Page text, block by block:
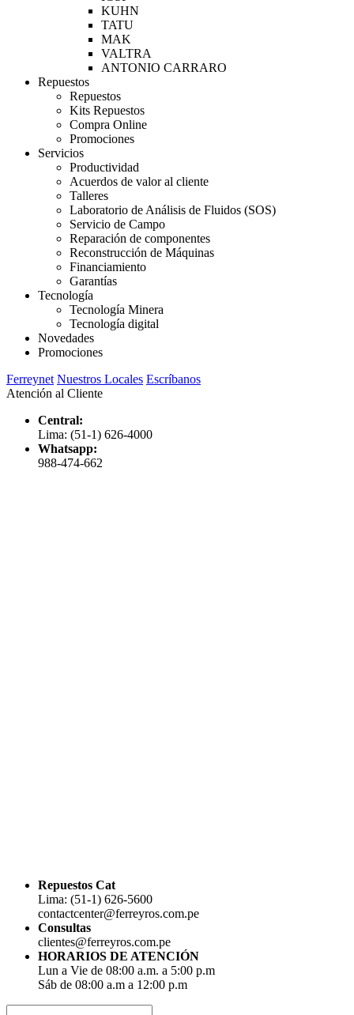
KUHN
TATU
MAK
VALTRA
ANTONIO CARRARO
Repuestos
Repuestos
Kits Repuestos
Compra Online
Promociones
Servicios
Productividad
Acuerdos de valor al cliente
Talleres
Laboratorio de Análisis de Fluidos (SOS)
Servicio de Campo
Reparación de componentes
Reconstrucción de Máquinas
Financiamiento
Garantías
Tecnología
Tecnología Minera
Tecnología digital
Novedades
Promociones
Ferreynet Nuestros Locales Escríbanos
Atención al Cliente
Central:
Lima: (51-1) 626-4000
Whatsapp:
988-474-662
Repuestos Cat
Lima: (51-1) 626-5600
contactcenter@ferreyros.com.pe
Consultas
clientes@ferreyros.com.pe
HORARIOS DE ATENCIÓN
Lun a Vie de 08:00 a.m. a 5:00 p.m
Sáb de 08:00 a.m a 12:00 p.m